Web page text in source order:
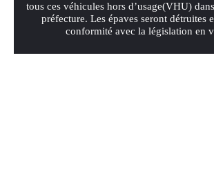
tous ces véhicules hors d’usage(VHU)
préfecture. Les épaves seront détruites
conformité avec la législation en